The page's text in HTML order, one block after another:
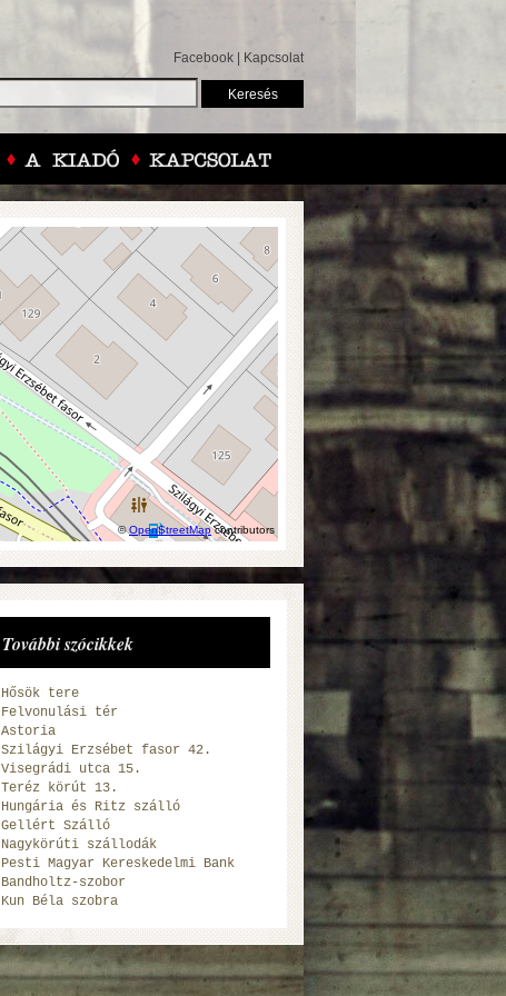
Facebook Kapcsolat
©OpenStreetMapcontributors
További szócikkek
Hősök tere
Felvonulási tér
Astoria
Szilágyi Erzsébet fasor 42.
Visegrádi utca 15.
Teréz körút 13.
Hungária és Ritz szálló
Gellért Szálló
Nagykörúti szállodák
Pesti Magyar Kereskedelmi Bank
Bandholtz-szobor
Kun Béla szobra